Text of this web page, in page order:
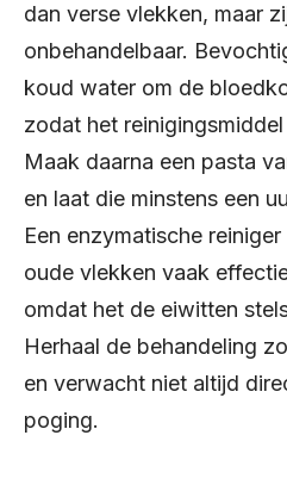
dan verse vlekken, maar
onbehandelbaar.
koud water om de
zodat het
Maak daarna een pasta
en laat die minstens een
Een enzymatische
oude vlekken vaak
omdat het de eiwitten
Herhaal de behandeling
en verwacht niet altijd
poging.